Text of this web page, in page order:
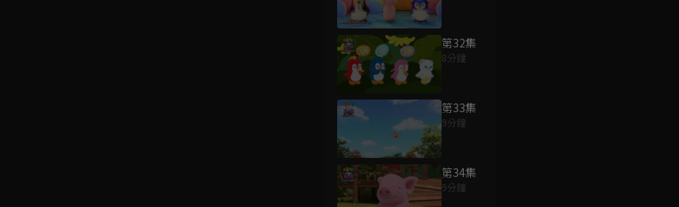
第32集
8分鐘
第33集
9分鐘
第34集
9分鐘